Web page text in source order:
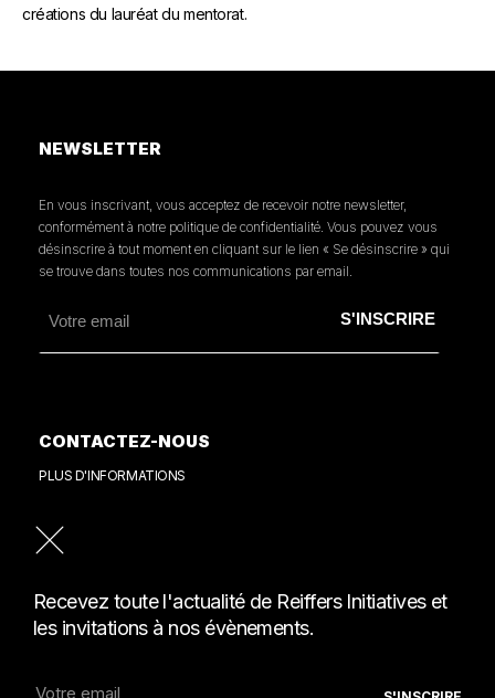
créations du lauréat du mentorat.
Recevez toute l'actualité de Reiffers Initiatives et
les invitations à nos évènements.
NEWSLETTER
En vous inscrivant, vous acceptez de recevoir notre newsletter,
conformément à notre politique de confidentialité. Vous pouvez vous
désinscrire à tout moment en cliquant sur le lien « Se désinscrire » qui
se trouve dans toutes nos communications par email.
CONTACTEZ-NOUS
PLUS D'INFORMATIONS
PRESSE